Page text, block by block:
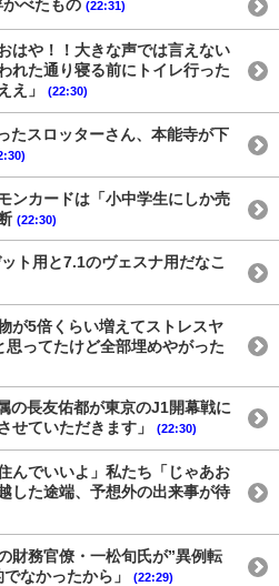
べたもの (22:31)
はや！！大きな声では言えない
れた通り寝る前にトイレ行った
え」
(22:30)
たスロッターさん、本能寺が下
ンカードは「小中学生にしか売
(22:30)
ト用と7.1のヴェスナ用だなこ
が5倍くらい増えてストレスヤ
ってたけど全部埋めやがった
の長友佑都が東京のJ1開幕戦に
せていただきます」
(22:30)
んでいいよ」私たち「じゃあお
た途端、予想外の出来事が待
財務官僚・一松旬氏が”異例転
なかったから」
(22:29)